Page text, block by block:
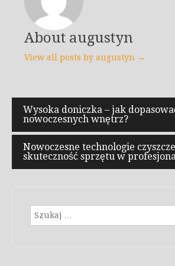
About augustyn
View all posts by augustyn →
Nawigacja
wpisu
Wysoka doniczka – jak
nowoczesnych wnętrz?
Nowoczesne technologie
skuteczność sprzętu w
Szukaj: